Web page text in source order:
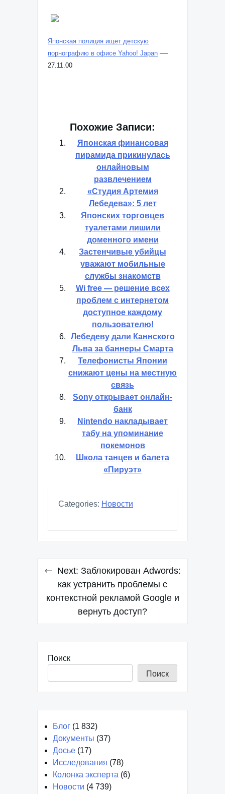
Японская полиция ищет детскую
порнографию в офисе Yahoo! Japan —
27.11.00
Похожие Записи:
Японская финансовая
пирамида прикинулась
онлайновым
развлечением
«Студия Артемия
Лебедева»: 5 лет
Японских торговцев
туалетами лишили
доменного имени
Застенчивые убийцы
уважают мобильные
службы знакомств
Wi free — решение всех
проблем с интернетом
доступное каждому
пользователю!
Лебедеву дали Каннского
Льва за баннеры Смарта
Телефонисты Японии
снижают цены на местную
связь
Sony открывает онлайн-
банк
Nintendo накладывает
табу на упоминание
покемонов
Школа танцев и балета
«Пируэт»
Categories: Новости
Навигация
записям
Next: Заблокирован Adwords:
как устранить проблемы с
контекстной рекламой Google и
вернуть доступ?
Поиск
Поиск
Блог (1 832)
Документы (37)
Досье (17)
Исследования (78)
Колонка эксперта (6)
Новости (4 739)